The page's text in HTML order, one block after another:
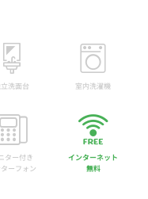
洗面台 室内洗濯機
ター付き
ーフォン
インターネット
無料